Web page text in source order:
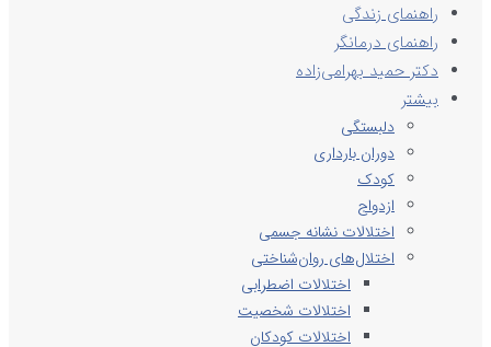
راهنمای زندگی
راهنمای درمانگر
دکتر حمید بهرامی‌زاده
بیشتر
دلبستگی
دوران بارداری
کودک
ازدواج
اختلالات نشانه جسمی
اختلال‌های روان‌شناختی
اختلالات اضطرابی
اختلالات شخصیت
اختلالات کودکان